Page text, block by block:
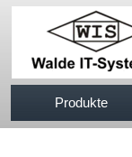
Produkte